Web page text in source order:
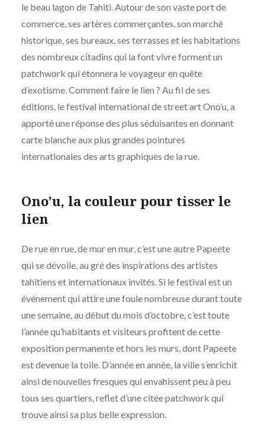
le beau lagon de Tahiti. Autour de son vaste port de
commerce, ses artères commerçantes, son marché
historique, ses bureaux, ses terrasses et les habitations
des nombreux citadins qui la font vivre forment un
patchwork qui étonnera le voyageur en quête
d’exotisme. Comment faire le lien ? Au fil de ses
éditions, le festival international de street art Ono’u, a
apporté une réponse des plus séduisantes en donnant
carte blanche aux plus grandes pointures
internationales des arts graphiques de la rue.
Ono’u, la couleur pour tisser le
lien
De rue en rue, de mur en mur, c’est une autre Papeete
qui se dévoile, au gré des inspirations des artistes
tahitiens et internationaux invités. Si le festival est un
événement qui attire une foule nombreuse durant toute
une semaine, au début du mois d’octobre, c’est toute
l’année qu’habitants et visiteurs profitent de cette
exposition permanente et hors les murs, dont Papeete
est devenue la toile. D’année en année, la ville s’enrichit
ainsi de nouvelles fresques qui envahissent peu à peu
tous ses quartiers, reflet d’une citée patchwork qui
trouve ainsi sa plus belle expression.